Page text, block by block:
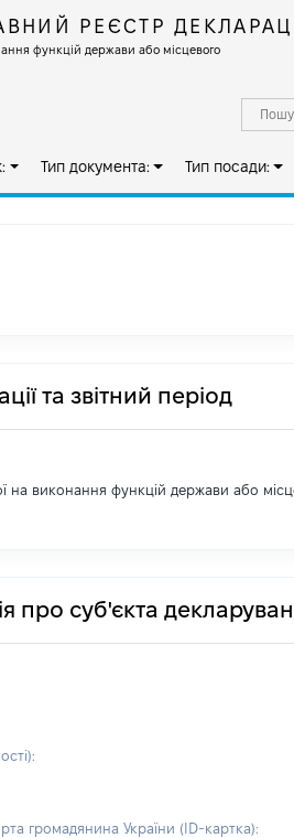
РЕЄСТР
функцій держави або місцевого
Тип документа: Тип посади:
та звітний період
на виконання функцій держави або
про суб'єкта
громадянина України (ID-картка):